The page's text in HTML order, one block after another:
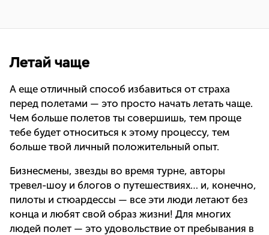
Летай чаще
А еще отличный способ избавиться от страха
перед полетами — это просто начать летать чаще.
Чем больше полетов ты совершишь, тем проще
тебе будет относиться к этому процессу, тем
больше твой личный положительный опыт.
Бизнесмены, звезды во время турне, авторы
тревел-шоу и блогов о путешествиях… и, конечно,
пилоты и стюардессы — все эти люди летают без
конца и любят свой образ жизни! Для многих
людей полет — это удовольствие от пребывания в